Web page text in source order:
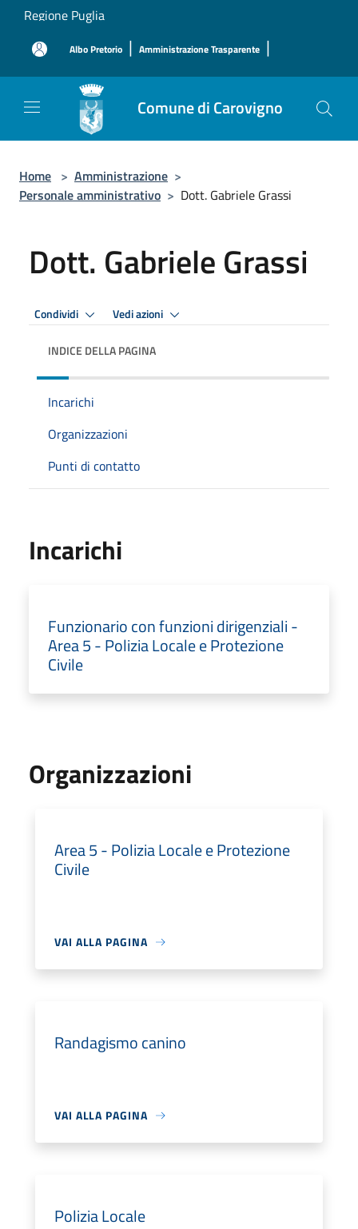
Salta al contenuto principale
Regione Puglia
Albo Pretorio | Amministrazione Trasparente |
Comune di Carovigno
Home > Amministrazione >
Personale amministrativo > Dott. Gabriele Grassi
Dott. Gabriele Grassi
Condividi Vedi azioni
INDICE DELLA PAGINA
Incarichi
Organizzazioni
Punti di contatto
Incarichi
Funzionario con funzioni dirigenziali -
Area 5 - Polizia Locale e Protezione
Civile
Organizzazioni
Area 5 - Polizia Locale e Protezione
Civile
VAI ALLA PAGINA
Randagismo canino
VAI ALLA PAGINA
Polizia Locale